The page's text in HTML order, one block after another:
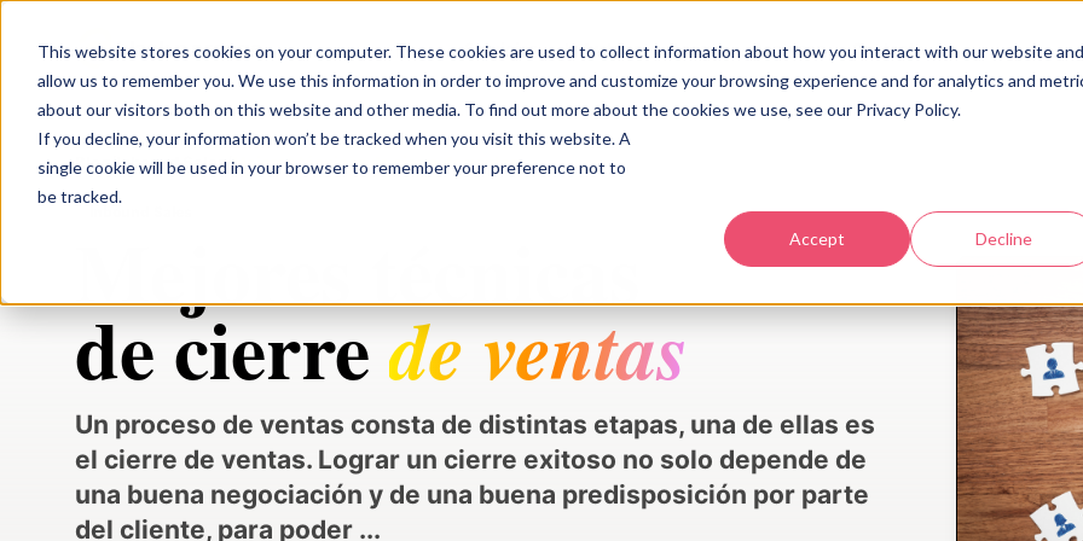
This website stores cookies on your computer. These cookies are used to collect information about how you interact with our website and
allow us to remember you. We use this information in order to improve and customize your browsing experience and for analytics and
about our visitors both on this website and other media. To find out more about the cookies we use, see our Privacy Policy.
If you decline, your information won’t be tracked when you visit this website. A
single cookie will be used in your browser to remember your preference not to
be tracked.
Accept Decline
black n orange Servicios Industrias Acerca Recursos Contacto
Blog/Inbound Sales /Mejores técnicas de cierre de ventas
Mejores técnicas
de cierrede ventas
Un proceso de ventas consta de distintas etapas, una de ellas es
el cierre de ventas. Lograr un cierre exitoso no solo depende de
una buena negociación y de una buena predisposición por parte
del cliente, para poder ...